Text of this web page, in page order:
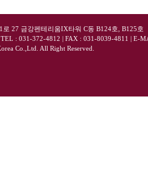
27 금강펜테리움IX타워 C동 B124호, B125호
TEL : 031-372-4812 | FAX : 031-8039-4811 | E-
Co.,Ltd. All Right Reserved.